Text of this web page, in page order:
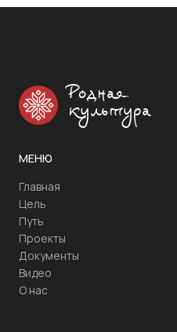
Родная
культура
МЕНЮ
Главная
Цель
Путь
Проекты
Документы
Видео
О нас